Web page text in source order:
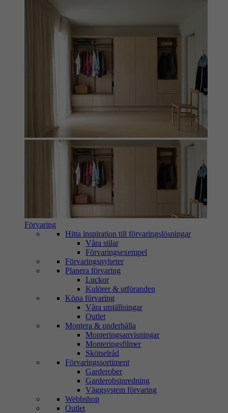
Förvaring
Hitta inspiration till förvaringslösningar
Våra stilar
Förvaringsexempel
Förvaringsnyheter
Planera förvaring
Luckor
Kulörer & utföranden
Köpa förvaring
Våra utställningar
Outlet
Montera & underhålla
Monteringsanvisningar
Monteringsfilmer
Skötselråd
Förvaringssortiment
Garderober
Garderobsinredning
Väggsystem förvaring
Webbshop
Outlet